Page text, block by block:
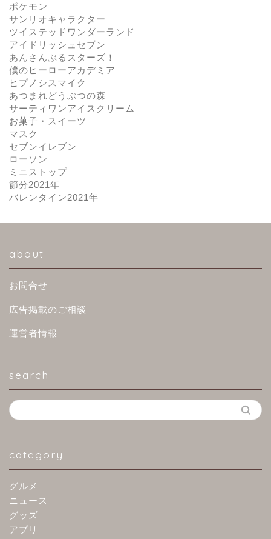
ポケモン
サンリオキャラクター
ツイステッドワンダーランド
アイドリッシュセブン
あんさんぶるスターズ！
僕のヒーローアカデミア
ヒプノシスマイク
あつまれどうぶつの森
サーティワンアイスクリーム
お菓子・スイーツ
マスク
セブンイレブン
ローソン
ミニストップ
節分2021年
バレンタイン2021年
about
お問合せ
広告掲載のご相談
運営者情報
search
category
グルメ
ニュース
グッズ
アプリ